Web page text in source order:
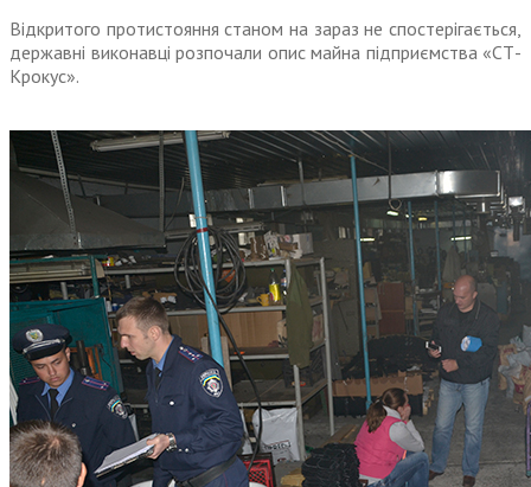
Відкритого протистояння станом на зараз не спостерігається,
державні виконавці розпочали опис майна підприємства «СТ-
Крокус».